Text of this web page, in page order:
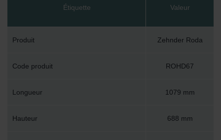
Étiquette Valeur
Produit Zehnder Roda
Code produit ROHD67
Longueur 1079 mm
Hauteur 688 mm